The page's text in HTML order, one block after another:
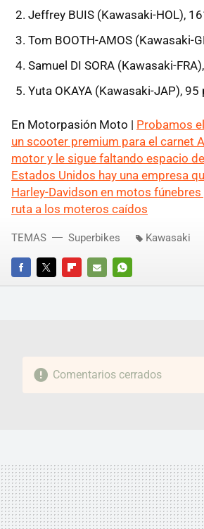
Jeffrey BUIS (Kawasaki-HOL),
Tom BOOTH-AMOS (Kawasaki-
Samuel DI SORA (Kawasaki-
Yuta OKAYA (Kawasaki-JAP), 95
En Motorpasión Moto | Probamos
un scooter premium para el carnet
motor y le sigue faltando espacio
Estados Unidos hay una empresa
Harley-Davidson en motos
ruta a los moteros caídos
FACEBOOKTWITTERFLIPBOARD
E-
WHATSAPP
TEMAS Superbikes Kawasaki
Comentarios cerrados